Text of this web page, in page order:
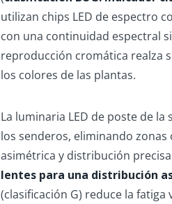
utilizan chips LED de espectro
con una continuidad espectral
reproducción cromática realza
los colores de las plantas.
La luminaria LED de poste de
los senderos, eliminando
asimétrica y distribución
lentes para una distribución
(clasificación G) reduce la